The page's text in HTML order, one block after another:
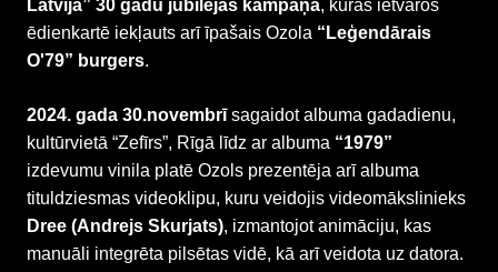
Latvija” 30 gadu jubilejas kampaņā, kuras ietvaros
ēdienkartē iekļauts arī īpašais Ozola “Leģendārais
O'79” burgers.
2024. gada 30.novembrīsagaidot albuma gadadienu,
kultūrvietā “Zefīrs”, Rīgā līdz ar albuma “1979”
izdevumu vinila platē Ozols prezentēja arī albuma
tituldziesmas videoklipu, kuru veidojis videomākslinieks
Dree (Andrejs Skurjats), izmantojot animāciju, kas
manuāli integrēta pilsētas vidē, kā arī veidota uz datora.